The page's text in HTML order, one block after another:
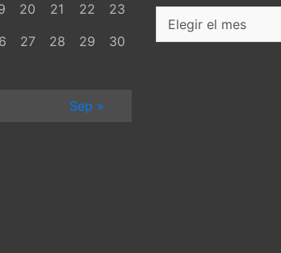
20 21 22
23
27 28 29
30
Sep »
Archivos